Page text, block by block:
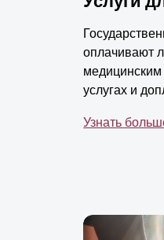
оплачивают
услугах и
Узнать